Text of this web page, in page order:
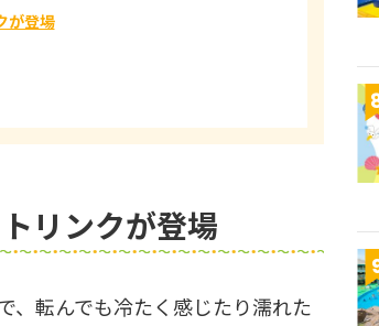
が登場
リンクが登場
、転んでも冷たく感じたり濡れた